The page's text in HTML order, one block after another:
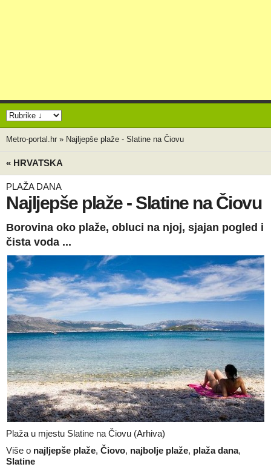
Metro-portal.hr » Najljepše plaže - Slatine na Čiovu
« HRVATSKA
PLAŽA DANA
Najljepše plaže - Slatine na Čiovu
Borovina oko plaže, obluci na njoj, sjajan pogled i
čista voda ...
Plaža u mjestu Slatine na Čiovu (Arhiva)
Više o najljepše plaže, Čiovo, najbolje plaže, plaža dana,
Slatine